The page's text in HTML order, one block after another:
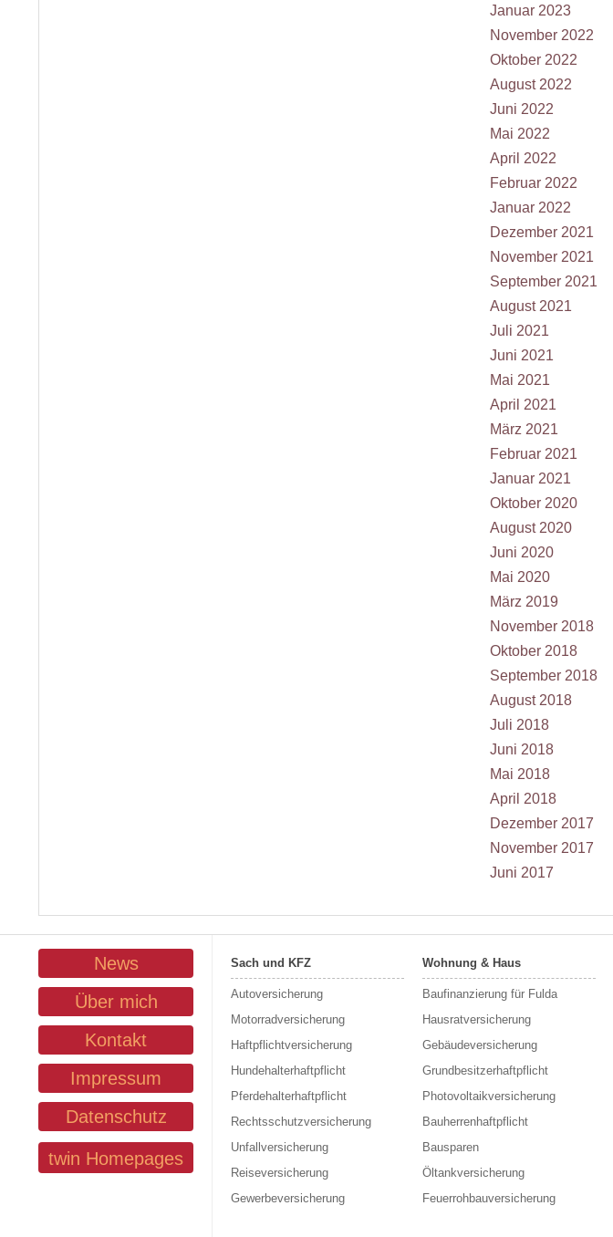
Januar 2023
November 2022
Oktober 2022
August 2022
Juni 2022
Mai 2022
April 2022
Februar 2022
Januar 2022
Dezember 2021
November 2021
September 2021
August 2021
Juli 2021
Juni 2021
Mai 2021
April 2021
März 2021
Februar 2021
Januar 2021
Oktober 2020
August 2020
Juni 2020
Mai 2020
März 2019
November 2018
Oktober 2018
September 2018
August 2018
Juli 2018
Juni 2018
Mai 2018
April 2018
Dezember 2017
November 2017
Juni 2017
News
Über mich
Kontakt
Impressum
Datenschutz
twin Homepages
Sach und KFZ
Autoversicherung
Motorradversicherung
Haftpflichtversicherung
Hundehalterhaftpflicht
Pferdehalterhaftpflicht
Rechtsschutzversicherung
Unfallversicherung
Reiseversicherung
Gewerbeversicherung
Wohnung & Haus
Baufinanzierung für Fulda
Hausratversicherung
Gebäudeversicherung
Grundbesitzerhaftpflicht
Photovoltaikversicherung
Bauherrenhaftpflicht
Bausparen
Öltankversicherung
Feuerrohbauversicherung